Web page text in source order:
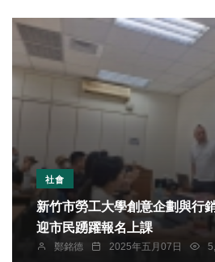
社會
新竹市勞工大學創意企劃與行銷
迎市民踴躍報名上課
鄭銘德 2025年五月07日